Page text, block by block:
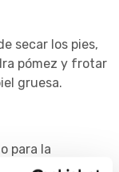
secar los pies,
pómez y frotar
gruesa.
para la
de los